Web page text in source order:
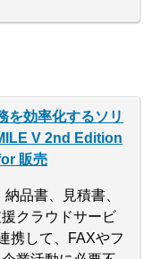
を効率化するソリ
V 2nd Edition
販売
品書、見積書、
クラウドサービ
携して、FAXやフ